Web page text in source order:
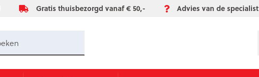
Gratis thuisbezorgd vanaf € 50,- Advies van de specialist